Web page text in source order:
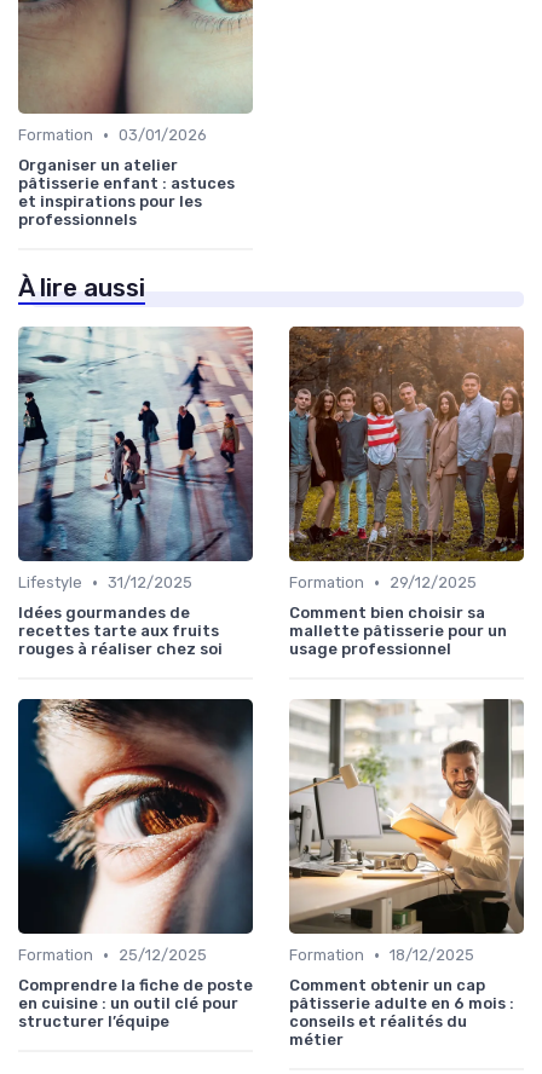
Formation • 03/01/2026
Organiser un atelier
pâtisserie enfant : astuces
et inspirations pour les
professionnels
À lire aussi
Lifestyle • 31/12/2025
Idées gourmandes de
recettes tarte aux fruits
rouges à réaliser chez soi
Formation •
29/12/2025
Comment bien choisir sa
mallette pâtisserie pour un
usage professionnel
Formation •
25/12/2025
Comprendre la fiche de poste
en cuisine : un outil clé pour
structurer l’équipe
Formation • 18/12/2025
Comment obtenir un cap
pâtisserie adulte en 6 mois :
conseils et réalités du
métier